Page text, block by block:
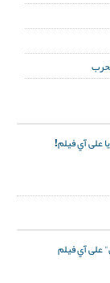
على آي فيلم!
على آي فيلم